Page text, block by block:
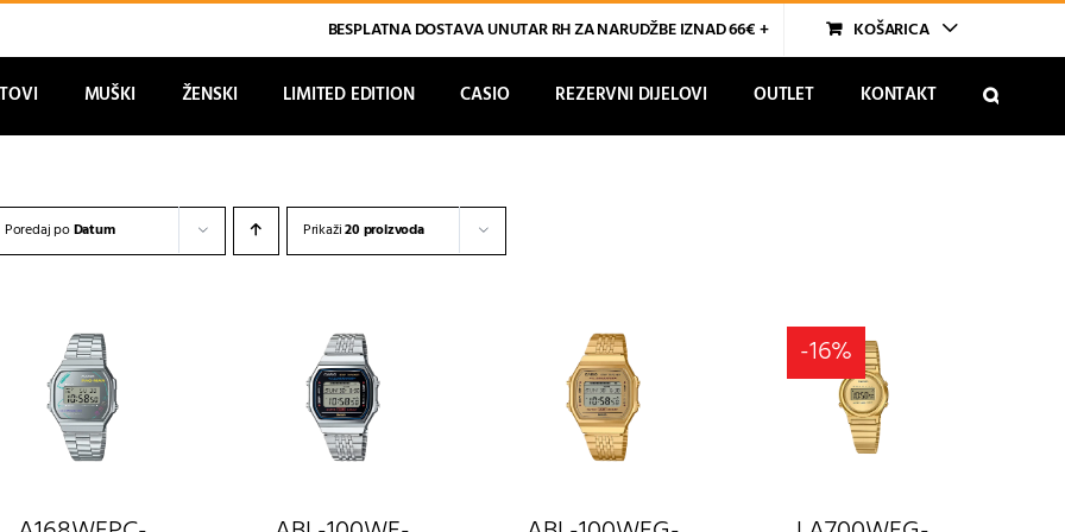
BESPLATNA DOSTAVA UNUTAR RH ZA NARUDŽBE IZNAD 66€ + KOŠARICA
MUŠKI ŽENSKI LIMITED EDITION CASIO REZERVNI DIJELOVI OUTLET KONTAKT
Poredaj poDatum Prikaži20 proizvoda
-16%